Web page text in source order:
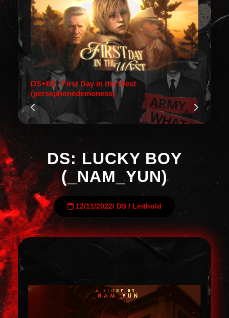
DS+BC: First Day in the West
(persephonedemoness)
DS: LUCKY BOY
(_NAM_YUN)
12/11/2022/ DS / Leithold